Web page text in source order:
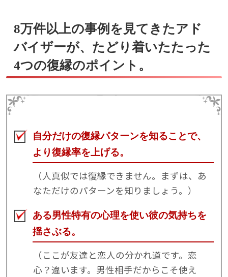
8万件以上の事例を見てきたアド
バイザーが、たどり着いたたった
4つの復縁のポイント。
自分だけの復縁パターンを知ることで、
より復縁率を上げる。
（人真似では復縁できません。まずは、あ
なただけのパターンを知りましょう。）
ある男性特有の心理を使い彼の気持ちを
揺さぶる。
（ここが友達と恋人の分かれ道です。恋
心？違います。男性相手だからこそ使え